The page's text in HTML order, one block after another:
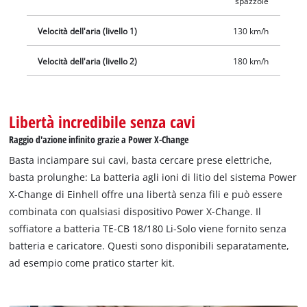
Velocità dell'aria (livello 1) 130 km/h
Velocità dell'aria (livello 2) 180 km/h
Libertà incredibile senza cavi
Raggio d'azione infinito grazie a Power X-Change
Basta inciampare sui cavi, basta cercare prese elettriche,
basta prolunghe: La batteria agli ioni di litio del sistema Power
X-Change di Einhell offre una libertà senza fili e può essere
combinata con qualsiasi dispositivo Power X-Change. Il
soffiatore a batteria TE-CB 18/180 Li-Solo viene fornito senza
batteria e caricatore. Questi sono disponibili separatamente,
ad esempio come pratico starter kit.